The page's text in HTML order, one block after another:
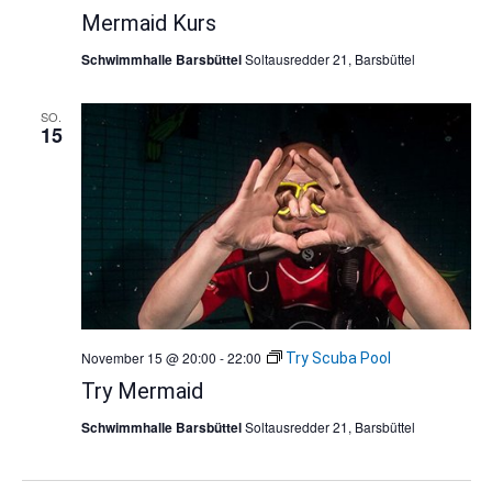
Mermaid Kurs
Schwimmhalle BarsbüttelSoltausredder 21, Barsbüttel
SO.
15
Try Mermaid
November 15 @ 20:00 -22:00 Try Scuba Pool
Schwimmhalle BarsbüttelSoltausredder 21, Barsbüttel